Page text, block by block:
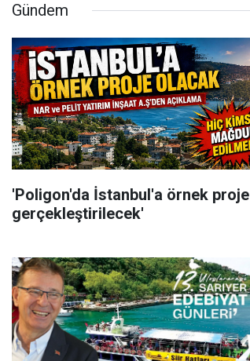
Gündem
'Poligon'da İstanbul'a örnek proje
gerçekleştirilecek'